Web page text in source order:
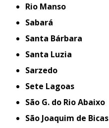
Rio Manso
Sabará
Santa Bárbara
Santa Luzia
Sarzedo
Sete Lagoas
São G. do Rio Abaixo
São Joaquim de Bicas